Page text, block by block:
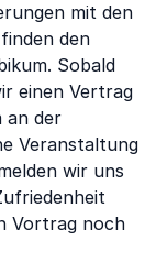
mit den
den
Sobald
einen Vertrag
an der
Veranstaltung
wir uns
Vortrag noch